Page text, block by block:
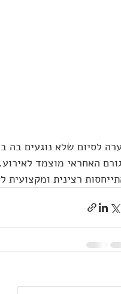
לסיום שלא נוגעים בה
האחראי מוצמד
רצינית